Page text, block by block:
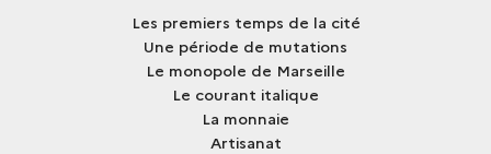
Les premiers temps de la cité
Une période de mutations
Le monopole de Marseille
Le courant italique
La monnaie
Artisanat